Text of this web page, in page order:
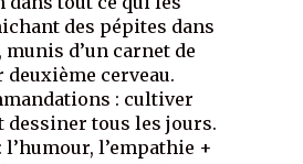
des pépites dans
d’un carnet de
cerveau.
: cultiver
dessiner tous les jours.
l’empathie +